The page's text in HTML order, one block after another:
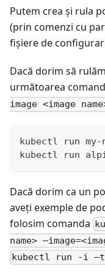
Putem crea și rula
(prin comenzi cu
fișiere de
Dacă dorim să
următoarea
image <image
kubectl run my-
kubectl run
Dacă dorim ca un
aveți exemple de
folosim comanda
name>
kubectl run -i